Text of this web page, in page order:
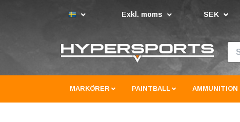
Exkl. moms SEK
MARKÖRER PAINTBALL AMMUNITION